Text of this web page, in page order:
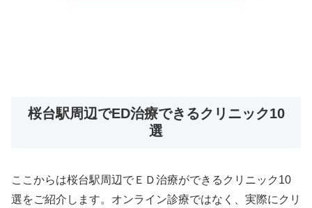
桜台駅周辺でED治療できるクリニック10
選
ここからは桜台駅周辺でＥＤ治療ができるクリニック10
選をご紹介します。オンライン診療ではなく、実際にクリ